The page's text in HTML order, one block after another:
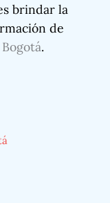
brindar la
de
.